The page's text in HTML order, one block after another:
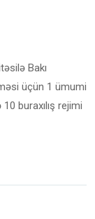
Bakı
üçün 1 ümumi
buraxılış rejimi